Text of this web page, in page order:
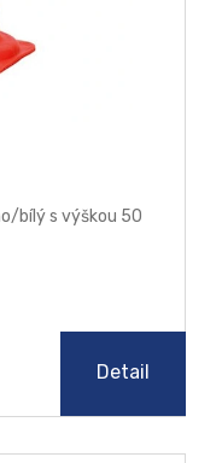
bílý s výškou 50
Detail